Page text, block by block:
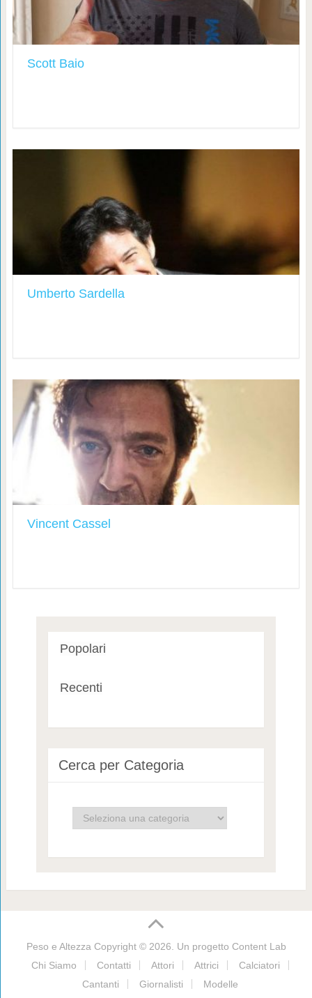
Scott Baio
Umberto Sardella
Vincent Cassel
Popolari
Recenti
Cerca per Categoria
Cerca
per
Peso e Altezza Copyright © 2026. Un progetto Content Lab
Chi Siamo
Contatti Attori Attrici
Calciatori
Cantanti
Giornalisti Modelle